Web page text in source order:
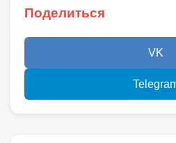
Поделиться
VK